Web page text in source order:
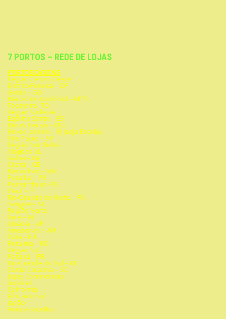
7 PORTOS – REDE DE LOJAS
PORTOS DIGITAIS
Região Centro Oeste
Distrito Federal – DF
Goiás – GO
Mato Grosso do Sul – MTS
Tocantins -TO
Região Sudeste
Espírito Santo – ES
Minas Gerais – MG
Rio de Janeiro – RJ (Loja Escola)
São Paulo – SP
Região Nordeste
Alagoas AL
Bahia – BA
Ceara – CE
Maranhão – MA
Paraíba – PB
Pernambuco -PE
Piauí – PI
Rio Grande do Norte – RN
Sergipe – SE
Região Norte
Acre – AC
Amapá – AP
Amazonas – AM
Para – PA
Roraima – RO
Região Sul
Paraná – PR
Rio Grande do Sul – RG
Santa Catarina – SC
Lojas Continentais
Londres
California
África do Sul
Japão
Arábia Saudita